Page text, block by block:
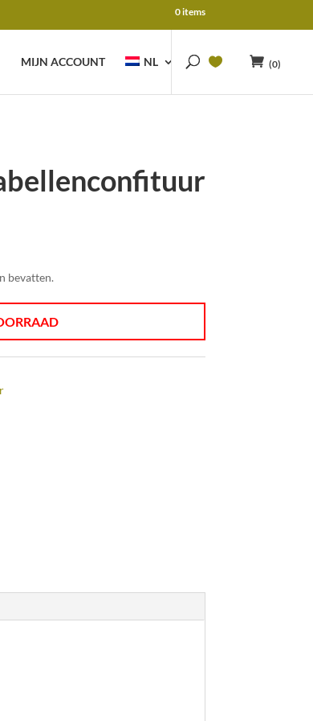
0 items
MIJN ACCOUNT NL (0)
bevatten.